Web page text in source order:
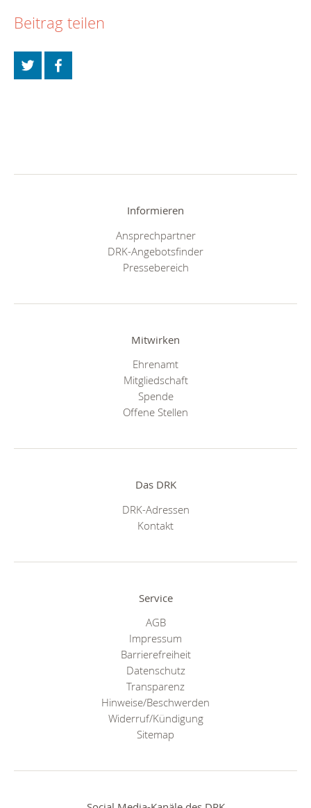
Beitrag teilen
Informieren
Ansprechpartner
DRK-Angebotsfinder
Pressebereich
Mitwirken
Ehrenamt
Mitgliedschaft
Spende
Offene Stellen
Das DRK
DRK-Adressen
Kontakt
Service
AGB
Impressum
Barrierefreiheit
Datenschutz
Transparenz
Hinweise/Beschwerden
Widerruf/Kündigung
Sitemap